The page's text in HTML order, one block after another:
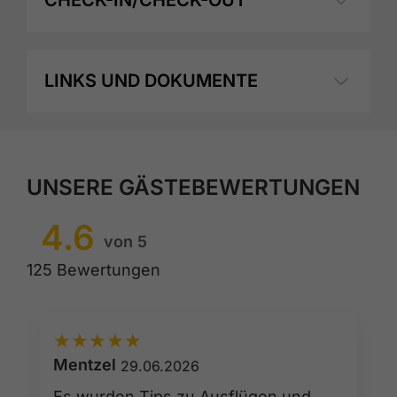
LINKS UND DOKUMENTE
UNSERE GÄSTEBEWERTUNGEN
4.6 von 5
125 Bewertungen
★★★★★
Mentzel 29.06.2026